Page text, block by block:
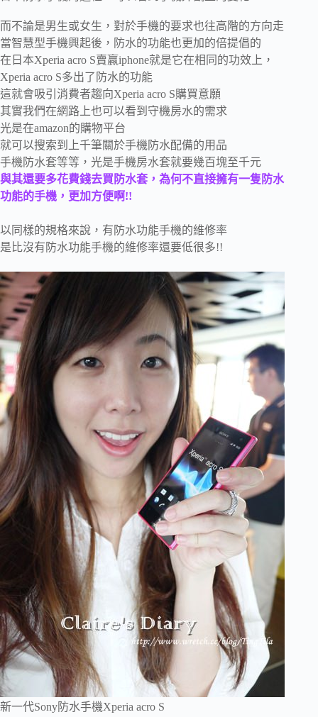
而不論是男生或女生，對於手機的要求也往高階的方向走
當智慧型手機興起後，防水的功能也更加的倍提倡的
在日本Xperia acro S賣贏iphone就是它在相同的功效上，
Xperia acro S多出了防水的功能
這就會吸引消費者趨向Xperia acro S購買意願
其實我們在網路上也可以看到守機房水的需求
光是在amazon的購物平台
就可以搜索到上千筆關於手機防水配備的用品
手機防水套等等，光是手機房水套就要幾百塊至千元
與其還要多花費錢去買防水套，為何不直接擁有一隻防水
功能的手機，更加方便啊!!
以同樣的規格來說，有防水功能手機的維修率
是比沒有防水功能手機的維修率還要低很多!!
新一代Sony防水手機Xperia acro S